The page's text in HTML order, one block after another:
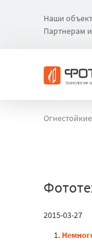
Наши
Партнерам
2015-03-27